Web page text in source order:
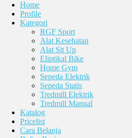
Home
Profile
Kategori
RGF Sport
Alat Kesehatan
Alat Sit Up
Eliptikal Bike
Home Gym
Sepeda Elektrik
Sepeda Statis
Tredmill Elektrik
Tredmill Manual
Katalog
Pricelist
Cara Belanja